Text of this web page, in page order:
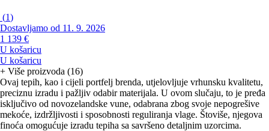
(1)
Dostavljamo od 11. 9. 2026
1 139 €
U košaricu
U košaricu
+ Više proizvoda (16)
Ovaj tepih, kao i cijeli portfelj brenda, utjelovljuje vrhunsku kvalitetu,
preciznu izradu i pažljiv odabir materijala. U ovom slučaju, to je pređa
isključivo od novozelandske vune, odabrana zbog svoje nepogrešive
mekoće, izdržljivosti i sposobnosti reguliranja vlage. Štoviše, njegova
finoća omogućuje izradu tepiha sa savršeno detaljnim uzorcima.